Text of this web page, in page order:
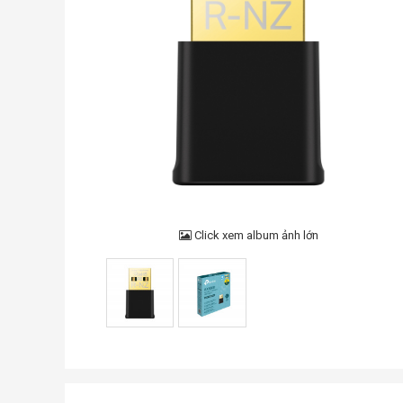
Click xem album ảnh lớn